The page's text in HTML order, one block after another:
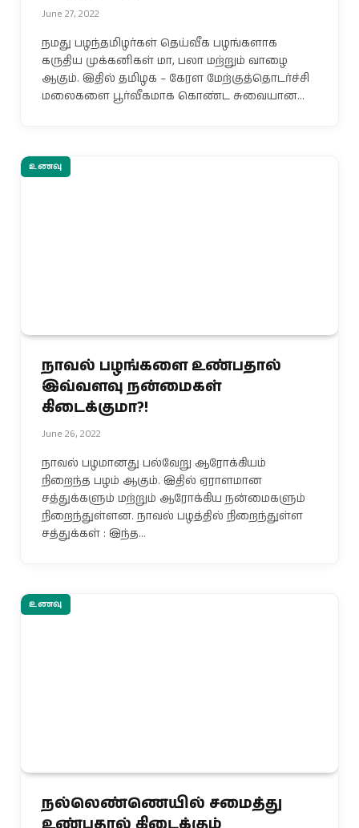
June 27, 2022
நமது பழந்தமிழர்கள் தெய்வீக பழங்களாக
கருதிய முக்கனிகள் மா, பலா மற்றும் வாழை
ஆகும். இதில் தமிழக – கேரள மேற்குத்தொடர்ச்சி
மலைகளை பூர்வீகமாக கொண்ட சுவையான…
உணவு
நாவல் பழங்களை உண்பதால்
இவ்வளவு நன்மைகள்
கிடைக்குமா?!
June 26, 2022
நாவல் பழமானது பல்வேறு ஆரோக்கியம்
நிறைந்த பழம் ஆகும். இதில் ஏராளமான
சத்துக்களும் மற்றும் ஆரோக்கிய நன்மைகளும்
நிறைந்துள்ளன. நாவல் பழத்தில் நிறைந்துள்ள
சத்துக்கள் : இந்த…
உணவு
நல்லெண்ணெயில் சமைத்து